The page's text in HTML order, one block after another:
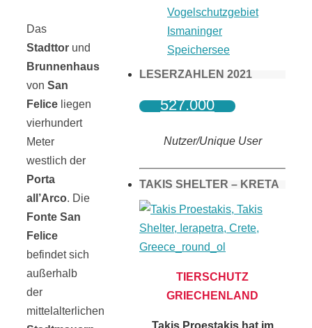
Das
Stadttor und
Brunnenhaus
von San
Felice liegen
vierhundert
Meter
westlich der
Porta
all’Arco. Die
Fonte San
Felice
befindet sich
außerhalb
der
mittelalterlichen
Vogelschutzgebiet
Ismaninger
Speichersee
LESERZAHLEN 2021
527.000
Nutzer/Unique User
TAKIS SHELTER – KRETA
TIERSCHUTZ
GRIECHENLAND
Takis Proestakis hat im